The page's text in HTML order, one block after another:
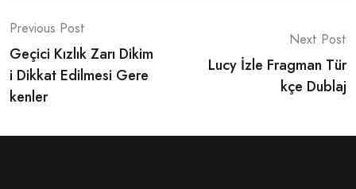
Post
navigation
Previous Post
Geçici Kızlık Zarı Dikim
i Dikkat Edilmesi Gere
kenler
Next Post
Lucy İzle Fragman Tür
kçe Dublaj